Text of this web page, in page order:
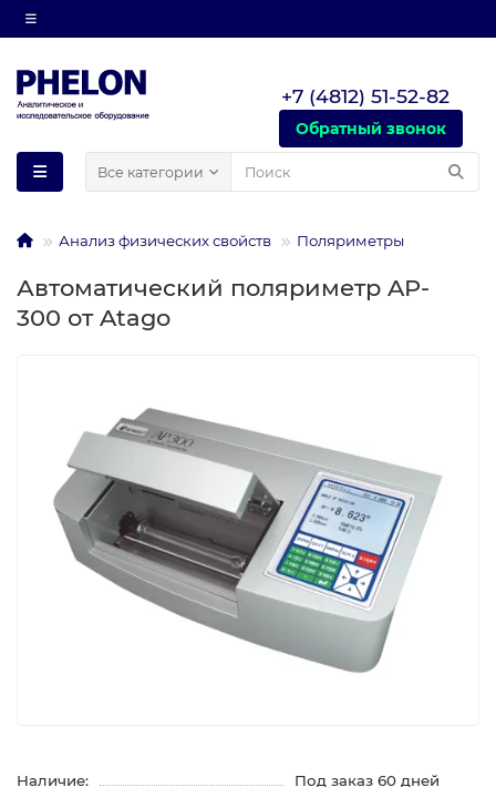
+7 (4812) 51-52-82
Обратный звонок
Все категории
Анализ физических свойств Поляриметры
Автоматический поляриметр AP-
300 от Atago
Наличие: Под заказ 60 дней